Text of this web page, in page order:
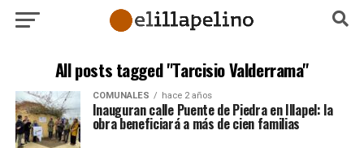
All posts tagged "Tarcisio Valderrama"
COMUNALES hace 2 años
Inauguran calle Puente de Piedra en Illapel: la
obra beneficiará a más de cien familias